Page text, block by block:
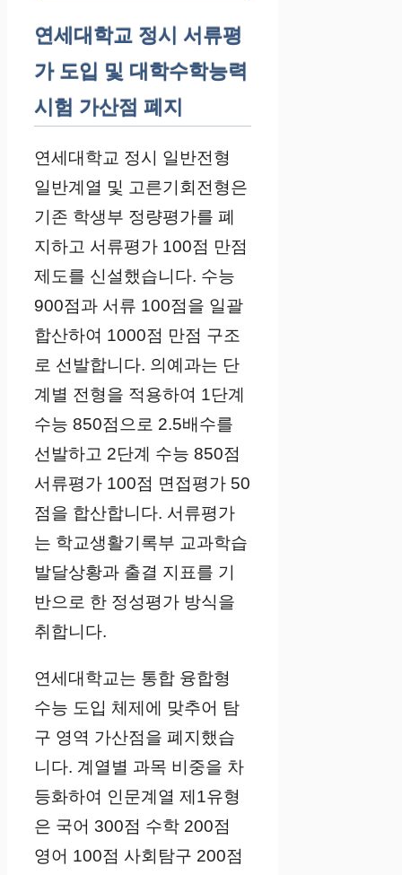
연세대학교 정시 서류평
가 도입 및 대학수학능력
시험 가산점 폐지
연세대학교 정시 일반전형
일반계열 및 고른기회전형은
기존 학생부 정량평가를 폐
지하고 서류평가 100점 만점
제도를 신설했습니다. 수능
900점과 서류 100점을 일괄
합산하여 1000점 만점 구조
로 선발합니다. 의예과는 단
계별 전형을 적용하여 1단계
수능 850점으로 2.5배수를
선발하고 2단계 수능 850점
서류평가 100점 면접평가 50
점을 합산합니다. 서류평가
는 학교생활기록부 교과학습
발달상황과 출결 지표를 기
반으로 한 정성평가 방식을
취합니다.
연세대학교는 통합 융합형
수능 도입 체제에 맞추어 탐
구 영역 가산점을 폐지했습
니다. 계열별 과목 비중을 차
등화하여 인문계열 제1유형
은 국어 300점 수학 200점
영어 100점 사회탐구 200점